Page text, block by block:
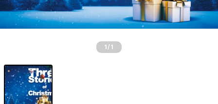
1 /1